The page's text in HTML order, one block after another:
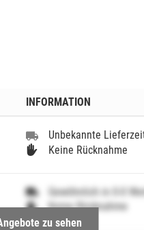
INFORMATION
Unbekannte
Keine Rücknahme
zu sehen
Gewöhnlich in 0-0
Keine Rücknahme